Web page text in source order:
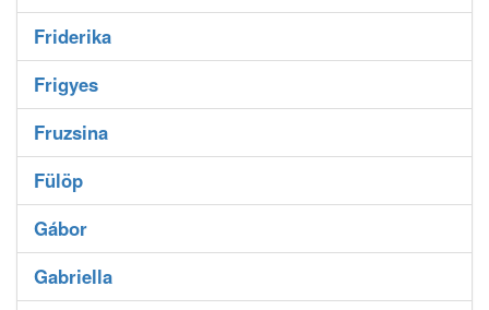
Friderika
Frigyes
Fruzsina
Fülöp
Gábor
Gabriella